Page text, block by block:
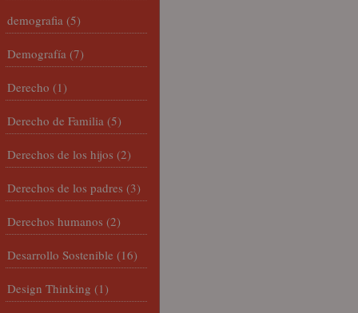
demografia (5)
Demografía (7)
Derecho (1)
Derecho de Familia (5)
Derechos de los hijos (2)
Derechos de los padres (3)
Derechos humanos (2)
Desarrollo Sostenible (16)
Design Thinking (1)